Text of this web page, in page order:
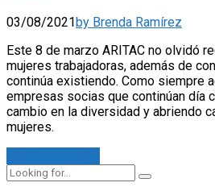
03/08/2021 by Brenda Ramírez
Este 8 de marzo ARITAC no olvidó
mujeres trabajadoras, además de
continúa existiendo. Como siempre
empresas socias que continúan día
cambio en la diversidad y abriendo
mujeres.